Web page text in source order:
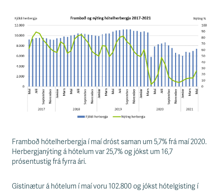
Framboð hótelherbergja í maí dróst saman um 5,7% frá maí 2020.
Herbergjanýting á hótelum var 25,7% og jókst um 16,7
prósentustig frá fyrra ári.
Gistinætur á hótelum í maí voru 102.800 og jókst hótelgisting í